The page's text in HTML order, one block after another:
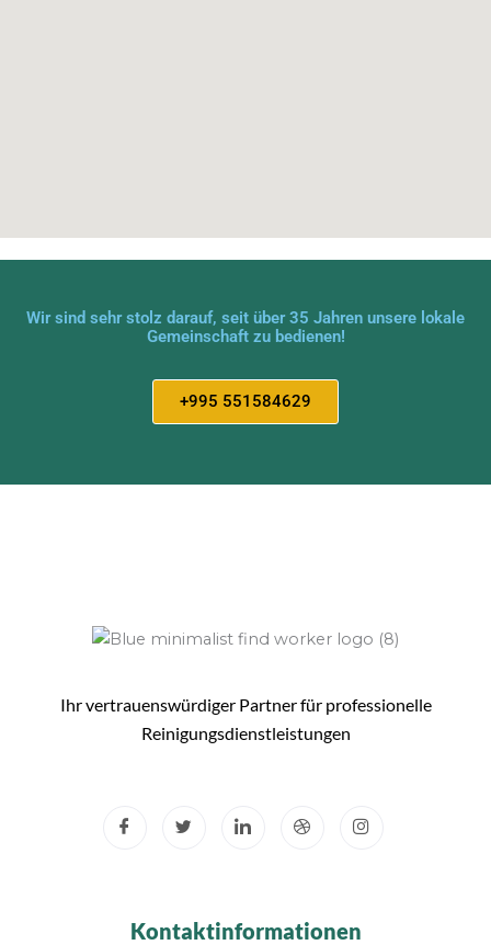
Wir sind sehr stolz darauf, seit über 35 Jahren unsere lokale
Gemeinschaft zu bedienen!
+995 551584629
Ihr vertrauenswürdiger Partner für professionelle
Reinigungsdienstleistungen
Kontaktinformationen